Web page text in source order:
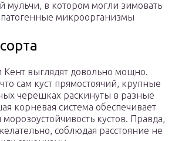
мульчи, в котором могли зимовать
микроорганизмы
Кент выглядят довольно мощно.
сам куст прямостоячий, крупные
черешках раскинуты в разные
корневая система обеспечивает
кустов. Правда,
соблюдая расстояние не